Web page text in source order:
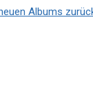
Albums